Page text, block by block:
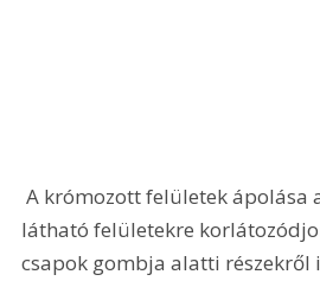
A krómozott felületek ápolása azonban ne csak a
látható felületekre
csapok gombja alatti részekről